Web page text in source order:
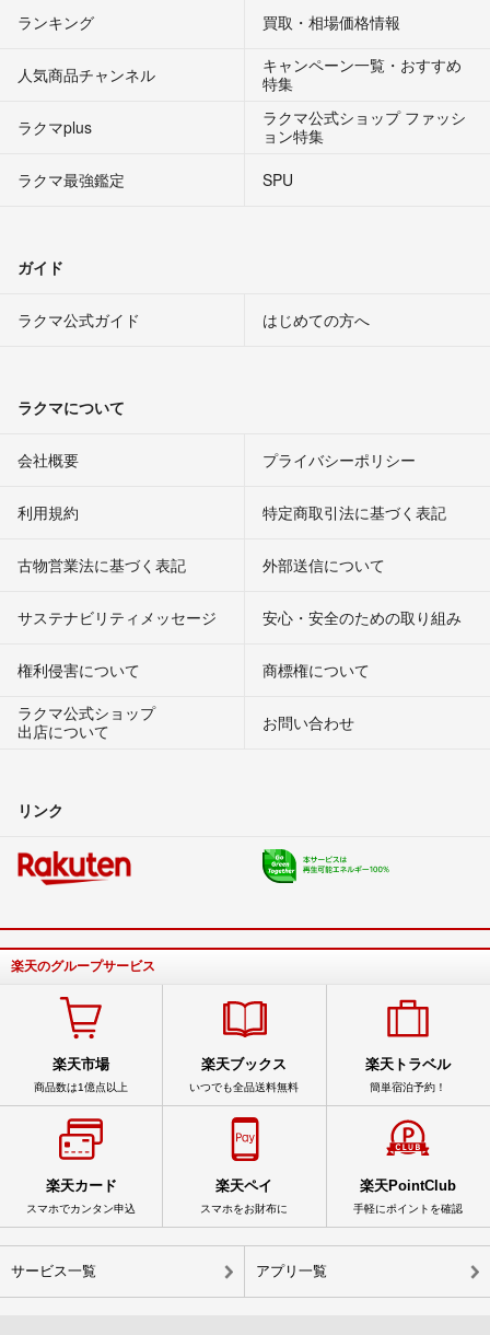
ランキング 買取・相場価格情報
人気商品チャンネル
キャンペーン一覧・おすすめ
特集
ラクマplus
ラクマ公式ショップ ファッシ
ョン特集
ラクマ最強鑑定
SPU
ガイド
ラクマ公式ガイド はじめての方へ
ラクマについて
会社概要 プライバシーポリシー
利用規約 特定商取引法に基づく表記
古物営業法に基づく表記 外部送信について
サステナビリティメッセージ 安心・安全のための取り組み
権利侵害について
商標権について
ラクマ公式ショップ
出店について
お問い合わせ
リンク
楽天のグループサービス
楽天市場
商品数は1億点以上
楽天ブックス
いつでも全品送料無料
楽天トラベル
簡単宿泊予約！
楽天カード
スマホでカンタン申込
楽天ペイ
スマホをお財布に
楽天PointClub
手軽にポイントを確認
サービス一覧 アプリ一覧